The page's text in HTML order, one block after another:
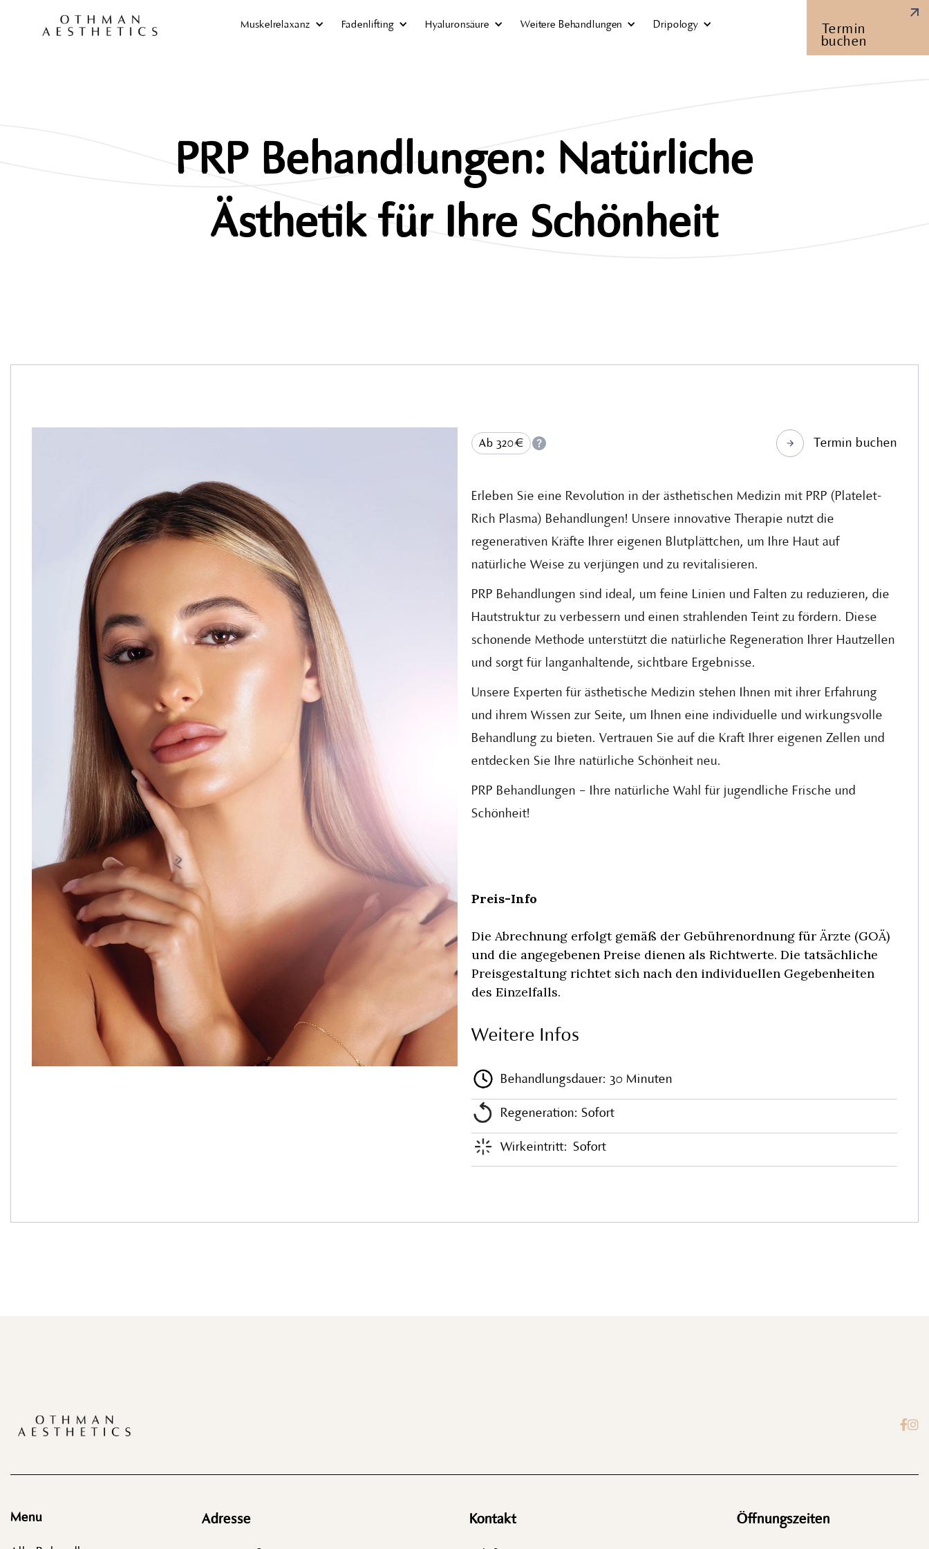
Muskelrelaxanz Fadenlifting Hyaluronsäure Weitere Behandlungen Dripology Termin
buchen
PRP Behandlungen: Natürliche
Ästhetik für Ihre Schönheit
Ab 320€ Termin buchen
Erleben Sie eine Revolution in der ästhetischen Medizin mit PRP (Platelet-
Rich Plasma) Behandlungen! Unsere innovative Therapie nutzt die
regenerativen Kräfte Ihrer eigenen Blutplättchen, um Ihre Haut auf
natürliche Weise zu verjüngen und zu revitalisieren.
PRP Behandlungen sind ideal, um feine Linien und Falten zu reduzieren, die
Hautstruktur zu verbessern und einen strahlenden Teint zu fördern. Diese
schonende Methode unterstützt die natürliche Regeneration Ihrer Hautzellen
und sorgt für langanhaltende, sichtbare Ergebnisse.
Unsere Experten für ästhetische Medizin stehen Ihnen mit ihrer Erfahrung
und ihrem Wissen zur Seite, um Ihnen eine individuelle und wirkungsvolle
Behandlung zu bieten. Vertrauen Sie auf die Kraft Ihrer eigenen Zellen und
entdecken Sie Ihre natürliche Schönheit neu.
PRP Behandlungen – Ihre natürliche Wahl für jugendliche Frische und
Schönheit!
Preis-Info
Die Abrechnung erfolgt gemäß der Gebührenordnung für Ärzte (GOÄ)
und die angegebenen Preise dienen als Richtwerte. Die tatsächliche
Preisgestaltung richtet sich nach den individuellen Gegebenheiten
des Einzelfalls.
Weitere Infos
Behandlungsdauer: 30 Minuten
Regeneration: Sofort
Wirkeintritt: Sofort

Menu
Adresse Kontakt Öffnungszeiten